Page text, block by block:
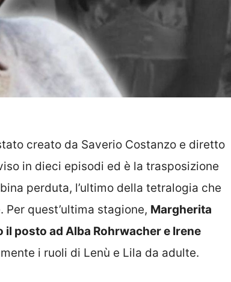
creato da Saverio Costanzo e diretto
in dieci episodi ed è la trasposizione
perduta, l’ultimo della tetralogia che
quest’ultima stagione, Margherita
posto ad Alba Rohrwacher e Irene
i ruoli di Lenù e Lila da adulte.